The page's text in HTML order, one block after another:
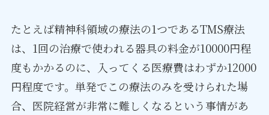
たとえば精神科領域の療法の1つであるTMS療法
は、1回の治療で使われる器具の料金が10000円程
度もかかるのに、入ってくる医療費はわずか12000
円程度です。単発でこの療法のみを受けられた場
合、医院経営が非常に難しくなるという事情があ